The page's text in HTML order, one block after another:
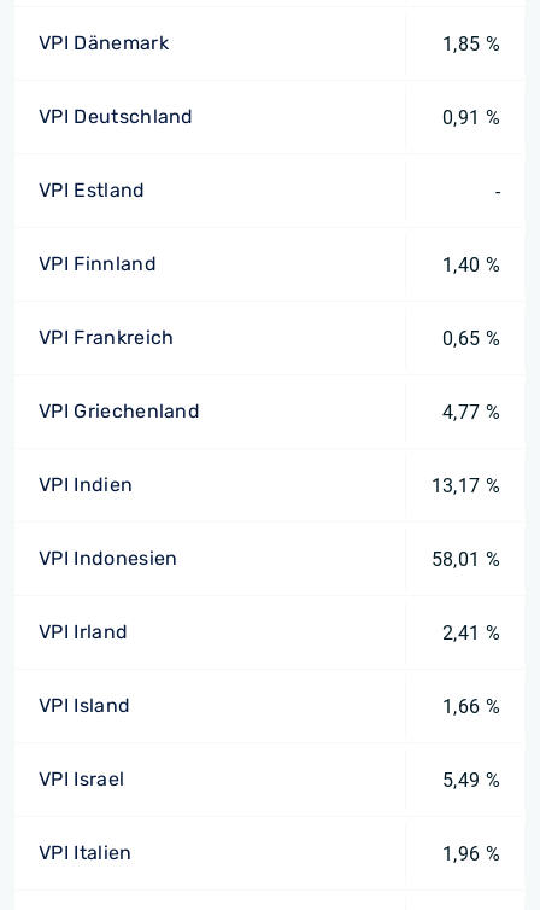
VPI Dänemark 1,85 %
VPI Deutschland 0,91 %
VPI Estland -
VPI Finnland 1,40 %
VPI Frankreich 0,65 %
VPI Griechenland 4,77 %
VPI Indien 13,17 %
VPI Indonesien 58,01 %
VPI Irland 2,41 %
VPI Island 1,66 %
VPI Israel 5,49 %
VPI Italien 1,96 %